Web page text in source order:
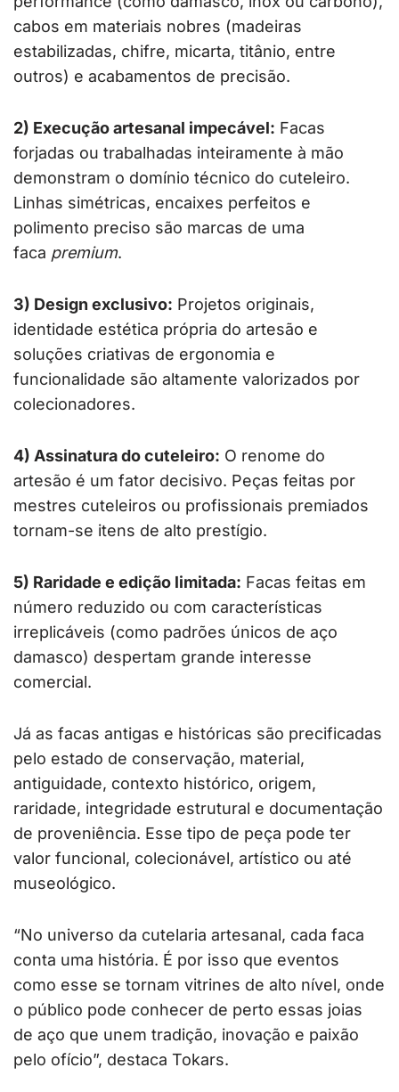
cabos em materiais nobres (madeiras
estabilizadas, chifre, micarta, titânio, entre
outros) e acabamentos de precisão.
2) Execução artesanal impecável: Facas
forjadas ou trabalhadas inteiramente à mão
demonstram o domínio técnico do cuteleiro.
Linhas simétricas, encaixes perfeitos e
polimento preciso são marcas de uma
faca premium.
3) Design exclusivo: Projetos originais,
identidade estética própria do artesão e
soluções criativas de ergonomia e
funcionalidade são altamente valorizados por
colecionadores.
4) Assinatura do cuteleiro: O renome do
artesão é um fator decisivo. Peças feitas por
mestres cuteleiros ou profissionais premiados
tornam-se itens de alto prestígio.
5) Raridade e edição limitada: Facas feitas em
número reduzido ou com características
irreplicáveis (como padrões únicos de aço
damasco) despertam grande interesse
comercial.
Já as facas antigas e históricas são precificadas
pelo estado de conservação, material,
antiguidade, contexto histórico, origem,
raridade, integridade estrutural e documentação
de proveniência. Esse tipo de peça pode ter
valor funcional, colecionável, artístico ou até
museológico.
“No universo da cutelaria artesanal, cada faca
conta uma história. É por isso que eventos
como esse se tornam vitrines de alto nível, onde
o público pode conhecer de perto essas joias
de aço que unem tradição, inovação e paixão
pelo ofício”, destaca Tokars.